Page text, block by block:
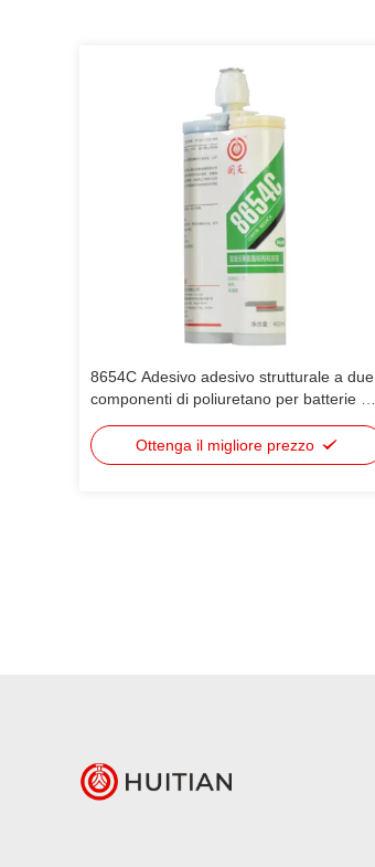
8654C Adesivo adesivo strutturale a due
componenti di poliuretano per batterie di
Ottenga il migliore prezzo